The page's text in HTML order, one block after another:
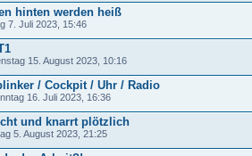
hinten werden heiß
7. Juli 2023, 15:46
15. August 2023, 10:16
/ Cockpit / Uhr / Radio
16. Juli 2023, 16:36
und knarrt plötzlich
5. August 2023, 21:25